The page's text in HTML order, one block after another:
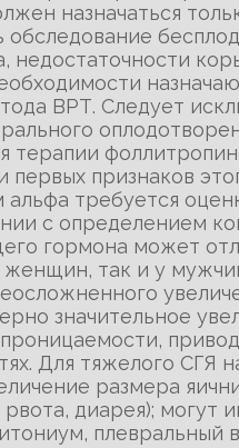
назначаться
недостаточности
ВРТ. Следует
терапии
первых признаков
требуется
с определением
гормона может
так и у
значительное
Для тяжелого СГЯ
размера
диарея); могут